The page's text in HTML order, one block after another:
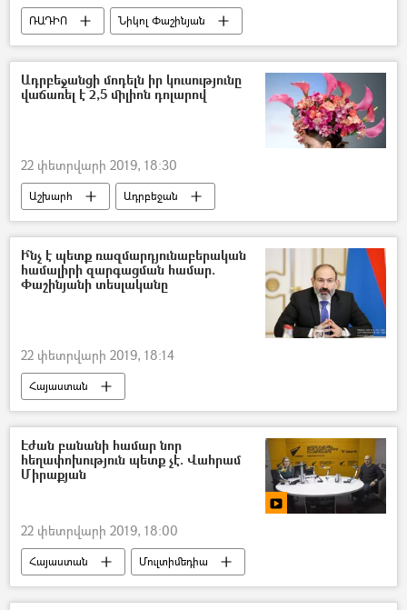
ՌԱԴԻՈ
Նիկոլ Փաշինյան
Սերժ Սարգսյան
Լևոն Տեր–Պետրոսյան
Ադրբեջանցի մոդելն իր կուսությունը
վաճառել է 2,5 միլիոն դոլարով
22 փետրվարի 2019, 18:30
Աշխարհ Ադրբեջան
Ի՞նչ է պետք ռազմարդյունաբերական
համալիրի զարգացման համար.
Փաշինյանի տեսլականը
22 փետրվարի 2019, 18:14
Հայաստան
ՀՀ պաշտպանության նախարարություն (ՊՆ)
Նիկոլ Փաշինյան
ՀՀ կառավարություն
Էժան բանանի համար նոր
հեղափոխություն պետք չէ. Վահրամ
Միրաքյան
22 փետրվարի 2019, 18:00
Հայաստան
Մուլտիմեդիա
Տեսանյութեր
ՌԱԴԻՈ